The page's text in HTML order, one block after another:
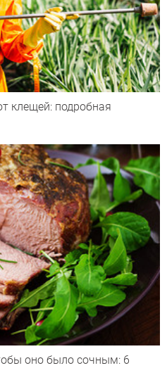
клещей: подробная
оно было сочным: 6